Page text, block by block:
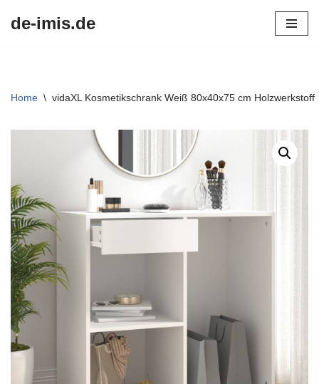
de-imis.de
Home \ vidaXL Kosmetikschrank Weiß 80x40x75 cm Holzwerkstoff